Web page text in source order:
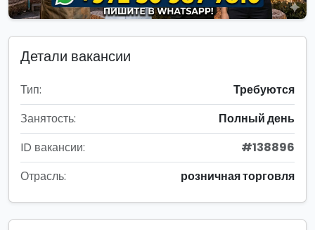
Детали вакансии
Тип:
Требуются
Занятость:
Полный день
ID вакансии:
#138896
Отрасль:
розничная торговля